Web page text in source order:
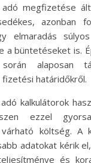
megfizetése
azonban
elmaradás
a büntetéseket is.
során alaposan
határidőkről.
kalkulátorok
ezzel
költség. A
adatokat kérik
és